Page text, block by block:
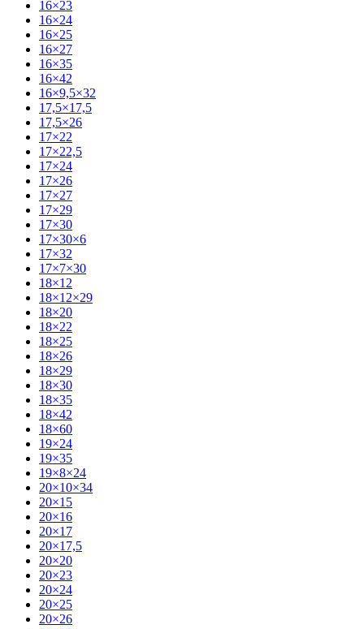
16×23
16×24
16×25
16×27
16×35
16×42
16×9,5×32
17,5×17,5
17,5×26
17×22
17×22,5
17×24
17×26
17×27
17×29
17×30
17×30×6
17×32
17×7×30
18×12
18×12×29
18×20
18×22
18×25
18×26
18×29
18×30
18×35
18×42
18×60
19×24
19×35
19×8×24
20×10×34
20×15
20×16
20×17
20×17,5
20×20
20×23
20×24
20×25
20×26